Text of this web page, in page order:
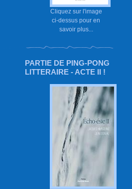
Cliquez sur l'image
ci-dessus pour en
savoir plus...
PARTIE DE PING-PONG
LITTERAIRE - ACTE II !